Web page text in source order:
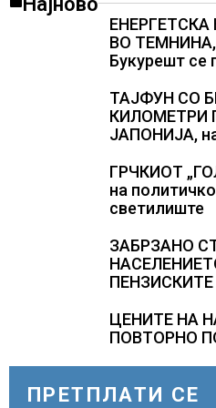
ВО ТЕМНИНА,
Букурешт се
ТАЈФУН СО
КИЛОМЕТРИ
ЈАПОНИЈА,
ГРЧКИОТ
на
светилиште
ЗАБРЗАНО
ЦЕНИТЕ НА
ПОВТОРНО
ПРЕТПЛАТИ СЕ